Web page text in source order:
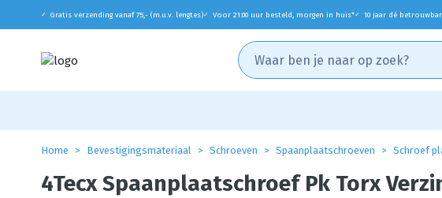
✓ Gratis verzending vanaf 75,- (m.u.v. lengtes)✓ Voor 21:00 uur besteld, morgen in huis*✓ 10 jaar dé
Home Bevestigingsmateriaal Schroeven Spaanplaatschroeven Schroef
4Tecx Spaanplaatschroef Pk Torx